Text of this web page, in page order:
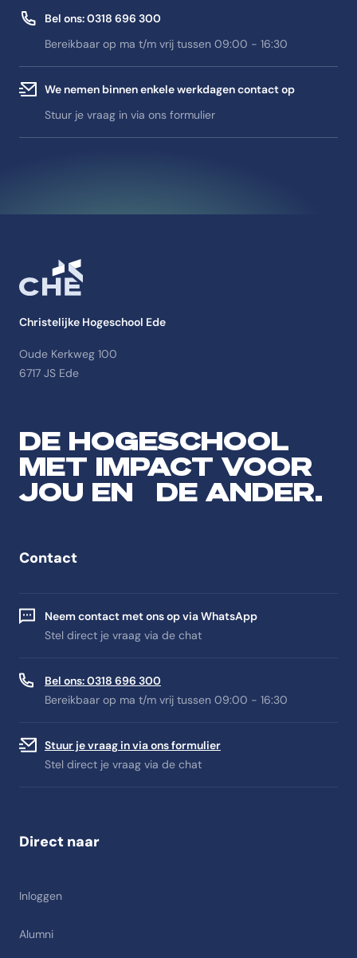
Bel ons: 0318 696 300
Bereikbaar op ma t/m vrij tussen 09:00 - 16:30
We nemen binnen enkele werkdagen contact op
Stuur je vraag in via ons formulier
Christelijke Hogeschool Ede
Oude Kerkweg 100
6717 JS Ede
DE HOGESCHOOL
MET IMPACT VOOR
JOU EN DE ANDER.
Contact
Neem contact met ons op via WhatsApp
Stel direct je vraag via de chat
Bel ons: 0318 696 300
Bereikbaar op ma t/m vrij tussen 09:00 - 16:30
Stuur je vraag in via ons formulier
Stel direct je vraag via de chat
Direct naar
Inloggen
Alumni